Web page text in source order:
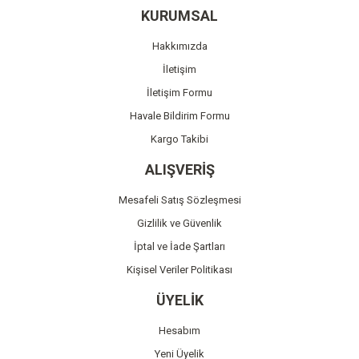
Ürün bilgilerinde hatalar bulunuyor.
Ürün fiyatı diğer sitelerden daha pahalı.
Bu ürüne benzer farklı alternatifler olmalı.
Gönder
KURUMSAL
Hakkımızda
İletişim
İletişim Formu
Havale Bildirim Formu
Kargo Takibi
ALIŞVERİŞ
Mesafeli Satış Sözleşmesi
Gizlilik ve Güvenlik
İptal ve İade Şartları
Kişisel Veriler Politikası
ÜYELİK
Hesabım
Yeni Üyelik